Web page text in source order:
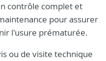
contrôle complet et
pour assurer
l'usure prématurée.
ou de visite technique